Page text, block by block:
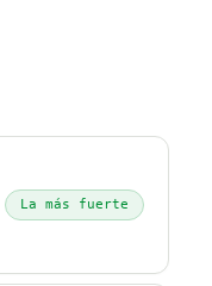
La más fuerte